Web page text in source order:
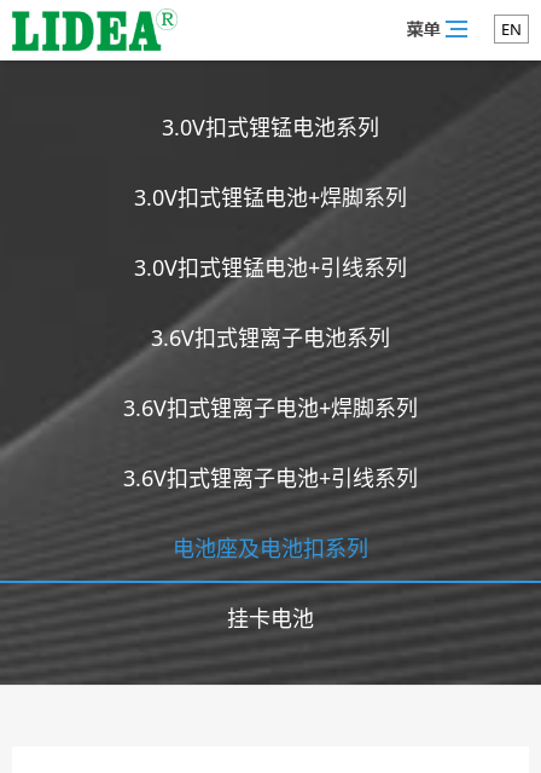
EN
3.0V扣式锂锰电池系列
3.0V扣式锂锰电池+焊脚系列
3.0V扣式锂锰电池+引线系列
3.6V扣式锂离子电池系列
3.6V扣式锂离子电池+焊脚系列
3.6V扣式锂离子电池+引线系列
电池座及电池扣系列
挂卡电池